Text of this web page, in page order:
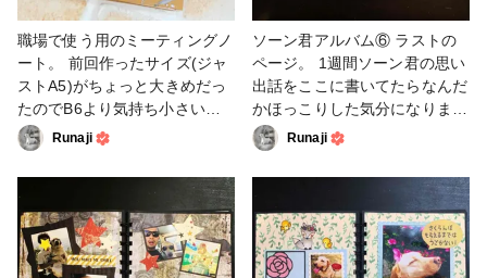
職場で使う用のミーティングノ
ート。 前回作ったサイズ(ジャ
ストA5)がちょっと大きめだっ
たのでB6より気持ち小さいサ
イズで作りました。 中身のペ
ージも最近買った万年筆を使い
たいなと思ったので、万年筆イ
ンクでも裏抜けしない＆5mm
方眼のペーパーを探してセット
しています。 サイズも表紙も
中身のページも全て自分好みに
Runaji
ソーン君アルバム⑥ ラストの
ページ。 1週間ソーン君の思い
出話をここに書いてたらなんだ
かほっこりした気分になりまし
た😊 アルバム作ってる最中も
作り終わった後も見返したりし
て楽しめるので、うちのわんこ
たちのアルバムもちょっと作っ
てみようかな🎶 #zutter
#binditall #リング式製本機 #手
作りアルバム #スクラップブッ
Runaji